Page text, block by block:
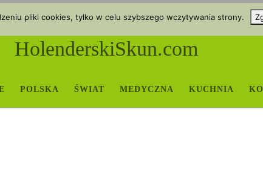
HolenderskiSkun.com
POLSKA ŚWIAT MEDYCZNA KUCHNIA
pliki cookies, tylko w celu szybszego wczytywania strony.